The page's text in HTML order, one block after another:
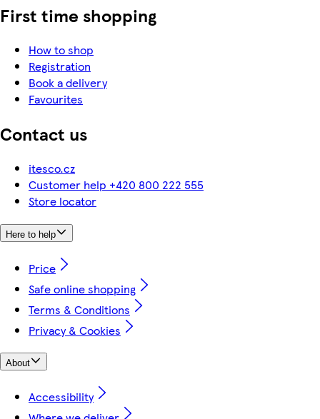
First time shopping
How to shop
Registration
Book a delivery
Favourites
Contact us
itesco.cz
Customer help +420 800 222 555
Store locator
Here to help
Price
Safe online shopping
Terms & Conditions
Privacy & Cookies
About
Accessibility